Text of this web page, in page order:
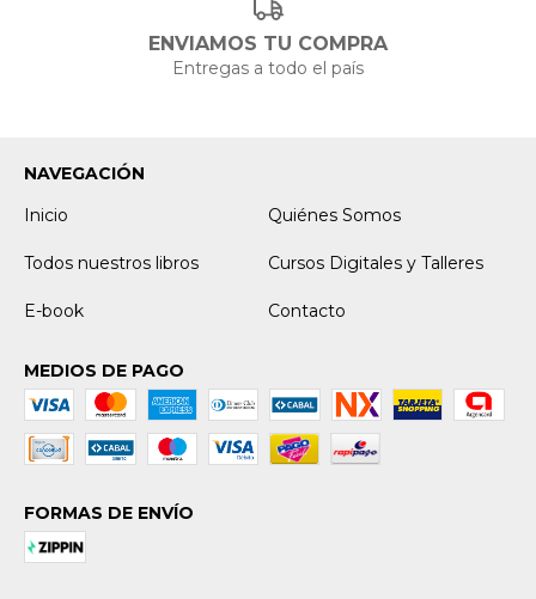
ENVIAMOS TU COMPRA
Entregas a todo el país
NAVEGACIÓN
Inicio
Quiénes Somos
Todos nuestros libros Cursos Digitales y Talleres
E-book Contacto
MEDIOS DE PAGO
FORMAS DE ENVÍO